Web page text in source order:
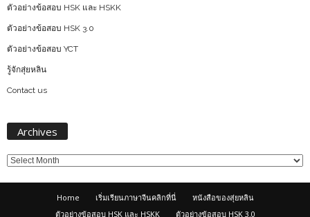
ตัวอย่างข้อสอบ HSK และ HSKK
ตัวอย่างข้อสอบ HSK 3.0
ตัวอย่างข้อสอบ YCT
รู้จักสุ่ยหลิน
Contact us
Archives
Home เริ่มเรียนภาษาจีนคลิกที่นี่
หนังสือของสุ่ยหลิน
ตัวอย่างข้อสอบ HSK และ HSKK
ตัวอย่างข้อสอบ HSK 3.0